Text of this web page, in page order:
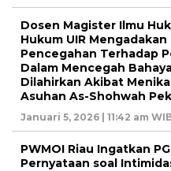
Dosen Magister Ilmu
Hukum UIR
Pencegahan Terhadap
Dalam Mencegah
Dilahirkan Akibat
Asuhan As-Shohwah
Januari 5, 2026 | 11:42 am
PWMOI Riau Ingatkan
Pernyataan soal